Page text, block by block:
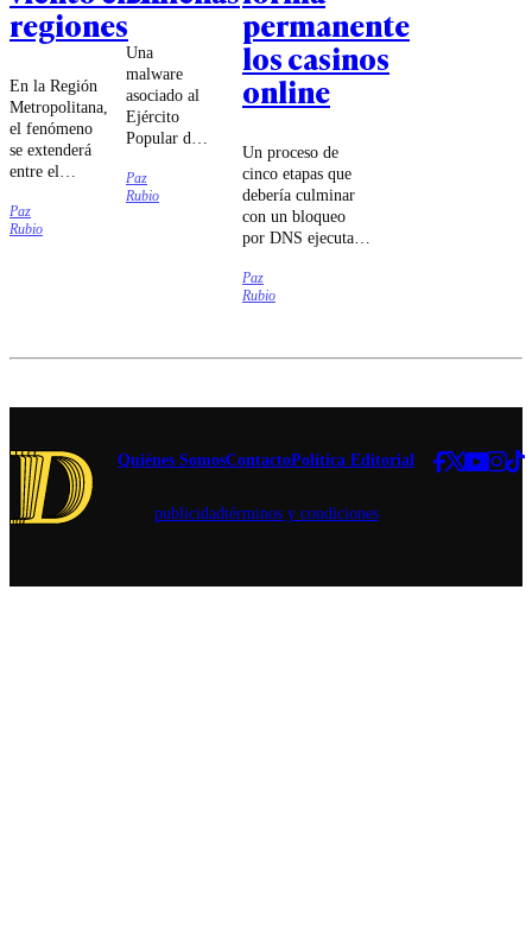
regiones
En la Región
Metropolitana,
el fenómeno
se extenderá
entre el
el jueves 13
de agosto.
Paz
Rubio
Una
malware
asociado al
Ejército
Popular de
chino habría
intentado
de Estados
Paz
Rubio
permanente
los casinos
online
Un proceso de
cinco etapas que
debería culminar
con un bloqueo
por DNS ejecutado
de
telecomunicaciones
Paz
Rubio
Quiénes SomosContactoPolítica Editorial
publicidadtérminos y condiciones